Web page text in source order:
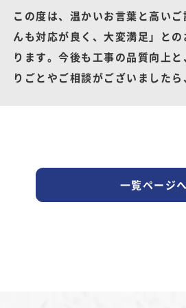
この度は、温かいお言葉と高い
んも対応が良く、大変満足」と
ります。今後も工事の品質向上
りごとやご相談がございました
一覧ページへ